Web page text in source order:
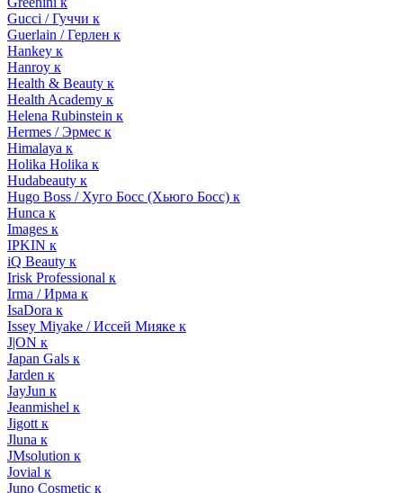
Gucci / Гуччи к
Guerlain / Герлен к
Hankey к
Hanroy к
Health & Beauty к
Health Academy к
Helena Rubinstein к
Hermes / Эрмес к
Himalaya к
Holika Holika к
Hudabeauty к
Hugo Boss / Хуго Босс (Хьюго Босс) к
Hunca к
Images к
IPKIN к
iQ Beauty к
Irisk Professional к
Irma / Ирма к
IsaDora к
Issey Miyake / Иссей Мияке к
J|ON к
Japan Gals к
Jarden к
JayJun к
Jeanmishel к
Jigott к
Jluna к
JMsolution к
Jovial к
Juno Cosmetic к